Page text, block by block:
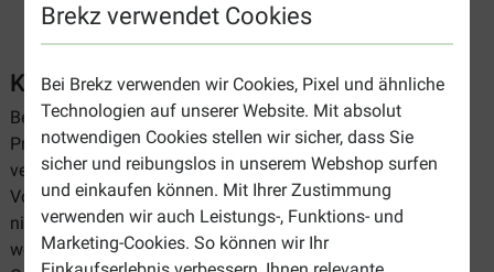
Brekz verwendet Cookies
Bei Brekz verwenden wir Cookies, Pixel und ähnliche
Technologien auf unserer Website. Mit absolut
notwendigen Cookies stellen wir sicher, dass Sie
sicher und reibungslos in unserem Webshop surfen
und einkaufen können. Mit Ihrer Zustimmung
verwenden wir auch Leistungs-, Funktions- und
Marketing-Cookies. So können wir Ihr
Katzentoilette und Zubehör
Bei Brekz können Sie aus einer breiten Palette von
Produkten von Katzenklos wählen. Wir haben nicht nur
verschiedene Arten von Katzenklos, sondern auch
Vorlegematten, die dafür sorgen, dass sich das Katzenstreu
nicht überall in Ihrer Wohnung verbreitet, Katzenstreubeutel,
welche das Einstreu leicht entfernen, und